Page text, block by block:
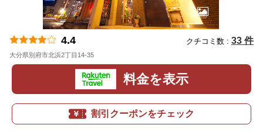
4.4 クチコミ数 : 33 件
大分県別府市北浜2丁目14-35
料金を表示
割引クーポンをチェック